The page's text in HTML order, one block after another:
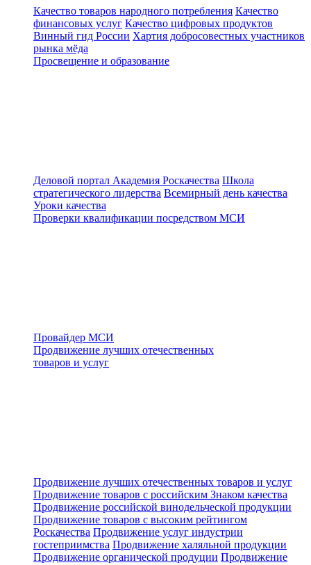
Качество товаров народного потребления Качество
финансовых услуг Качество цифровых продуктов
Винный гид России Хартия добросовестных участников
рынка мёда
Просвещение и образование
Деловой портал Академия Роскачества Школа
стратегического лидерства Всемирный день качества
Уроки качества
Проверки квалификации посредством МСИ
Провайдер МСИ
Продвижение лучших отечественных
товаров и услуг
Продвижение лучших отечественных товаров и услуг
Продвижение товаров с российским Знаком качества
Продвижение российской винодельческой продукции
Продвижение товаров с высоким рейтингом
Роскачества Продвижение услуг индустрии
гостеприимства Продвижение халяльной продукции
Продвижение органической продуции Продвижение